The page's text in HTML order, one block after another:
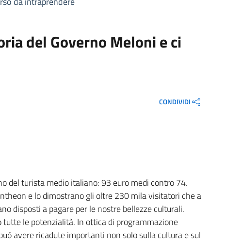
del Governo Meloni e ci
CONDIVIDI
del turista medio italiano: 93 euro medi contro 74.
e lo dimostrano gli oltre 230 mila visitatori che a
disposti a pagare per le nostre bellezze culturali.
le potenzialità. In ottica di programmazione
avere ricadute importanti non solo sulla cultura e sul